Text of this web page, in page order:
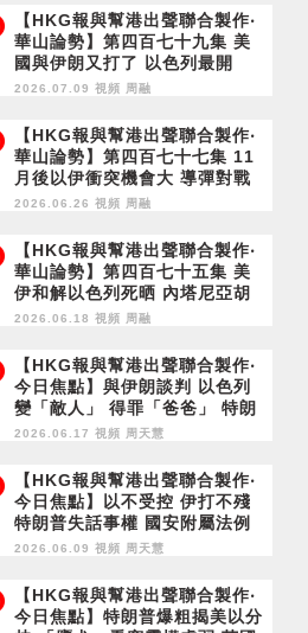
【HKG報與幫港出聲聯合製作‧
華山論勢】第四百七十九集 美
國與伊朗又打了 以色列最開
心！另一場停不到的戰爭？
2026.07.09 視頻 周融
【HKG報與幫港出聲聯合製作‧
華山論勢】第四百七十七集 11
月後以伊衝突機會大 導彈對戰
機 伊朗強還是以色列佔優？
2026.06.26 視頻 周融
【HKG報與幫港出聲聯合製作‧
華山論勢】第四百七十五集 美
伊和解以色列死晒 內塔尼亞胡
面對下台及入獄！
2026.06.18 視頻 周融
【HKG報與幫港出聲聯合製作‧
今日焦點】與伊朗談判 以色列
變「敵人」 得罪「爸爸」 特朗
普很大鑊？
2026.06.17 視頻 周天慧
【HKG報與幫港出聲聯合製作‧
今日焦點】以不受控 伊打不殘
特朗普失話事權 國安附屬法例
修訂 造謠返工都犯法 通緝犯驚
2026.06.09 視頻 周天慧
【HKG報與幫港出聲聯合製作‧
今日焦點】特朗普爆粗揭美以分